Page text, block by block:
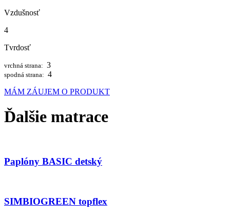
Vzdušnosť
4
Tvrdosť
vrchná strana: 3
spodná strana: 4
MÁM ZÁUJEM O PRODUKT
Ďalšie matrace
Paplóny BASIC detský
SIMBIOGREEN topflex